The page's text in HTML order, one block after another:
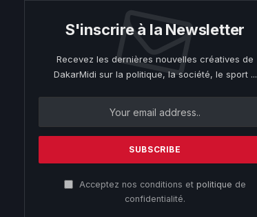
S'inscrire à la Newsletter
Recevez les dernières nouvelles créatives de
DakarMidi sur la politique, la société, le sport ...
Acceptez nos conditions et politique de
confidentialité.